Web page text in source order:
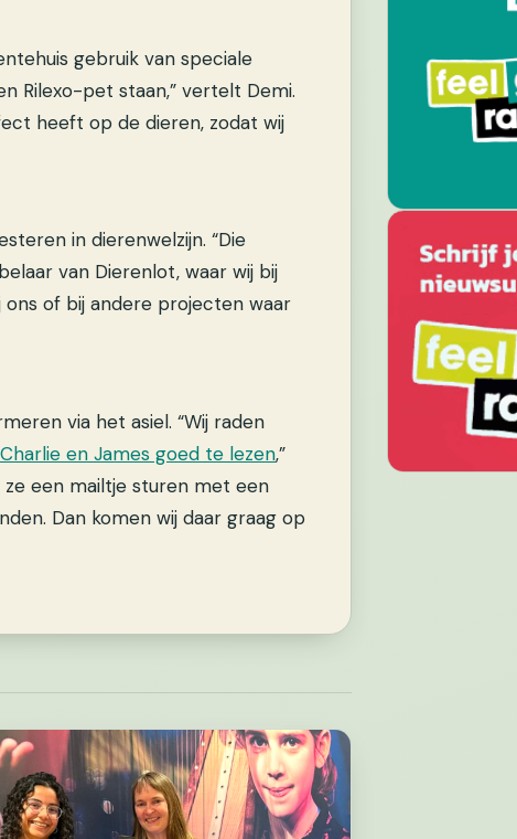
gebruik van speciale
Rilexo-pet staan,” vertelt Demi.
heeft op de dieren, zodat wij
in dierenwelzijn. “Die
van Dierenlot, waar wij bij
ons of bij andere projecten waar
via het asiel. “Wij raden
en James goed te lezen,”
ze een mailtje sturen met een
Dan komen wij daar graag op